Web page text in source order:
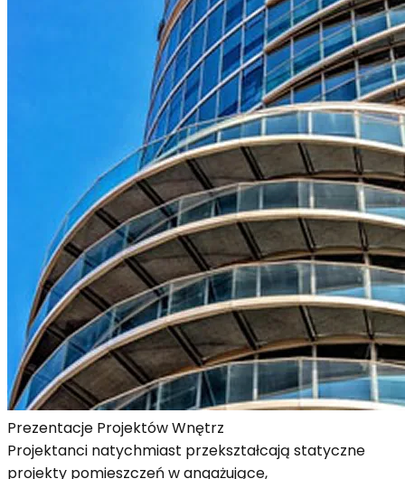
Prezentacje Projektów Wnętrz
Projektanci natychmiast przekształcają statyczne
projekty pomieszczeń w angażujące,